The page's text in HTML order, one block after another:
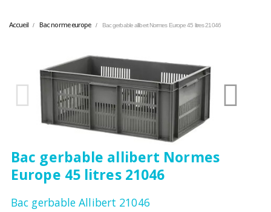
Accueil Bac norme europe Bac gerbable allibert Normes Europe 45 litres 21046
Bac gerbable allibert Normes
Europe 45 litres 21046
Bac gerbable Allibert 21046